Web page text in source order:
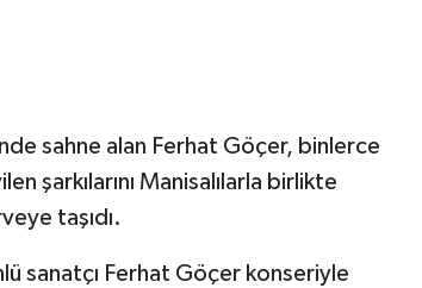
sahne alan Ferhat Göçer, binlerce
şarkılarını Manisalılarla birlikte
taşıdı.
sanatçı Ferhat Göçer konseriyle